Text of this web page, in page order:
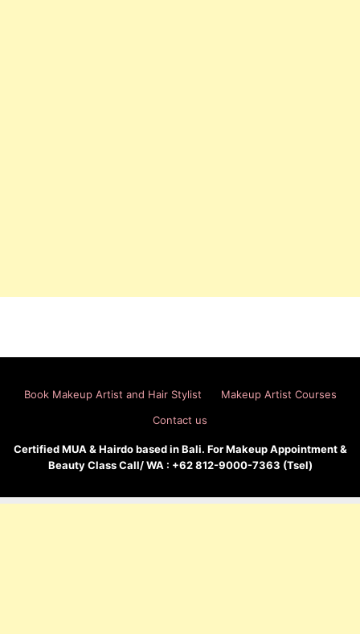
Book Makeup Artist and Hair Stylist
Makeup Artist Courses
Contact us
Certified MUA & Hairdo based in Bali. For Makeup Appointment &
Beauty Class Call/ WA : +62 812-9000-7363 (Tsel)